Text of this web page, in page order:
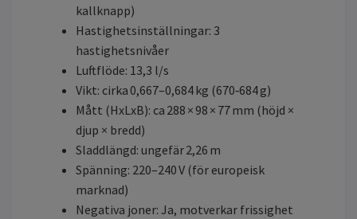
kallknapp)
Hastighetsinställningar: 3
hastighetsnivåer
Luftflöde: 13,3 l/s
Vikt: cirka 0,667–0,684 kg (670‑684 g)
Mått (HxLxB): ca 288 × 98 × 77 mm (höjd ×
djup × bredd)
Sladdlängd: ungefär 2,26 m
Spänning: 220–240 V (för europeisk
marknad)
Negativa joner: Ja, motverkar frissighet